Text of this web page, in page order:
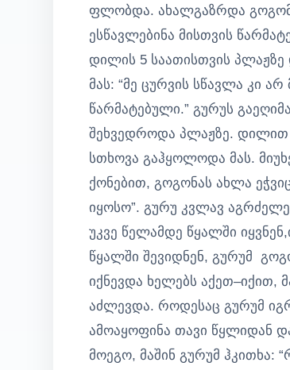
ფლობდა. ახალგაზრდა
ესწავლებინა მისთვის
დილის 5 საათისთვის პლაჟზე
მას: “მე ცურვის სწავლა კი
წარმატებული.” გურუს
შეხვედროდა პლაჟზე. დილით
სთხოვა გაჰყოლოდა მას.
ქონებით, გოგონას ახლა
იყოსო”. გურუ კვლავ
უკვე წელამდე წყალში
წყალში შევიდნენ, გურუმ
იქნევდა ხელებს აქეთ–იქით,
აძლევდა. როდესაც გურუმ
ამოაყოფინა თავი წყლიდან
მოეგო, მაშინ გურუმ ჰკითხა: